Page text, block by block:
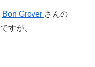
Bon Grover さんの
すが、